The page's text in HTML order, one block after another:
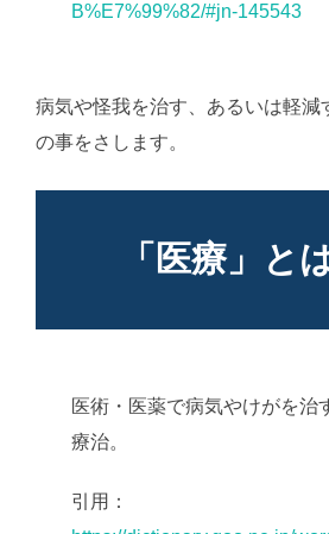
B%E7%99%82/#jn-145543
病気や怪我を治す、あるいは軽減
の事をさします。
「医療」と
医術・医薬で病気やけがを治
療治。
引用：